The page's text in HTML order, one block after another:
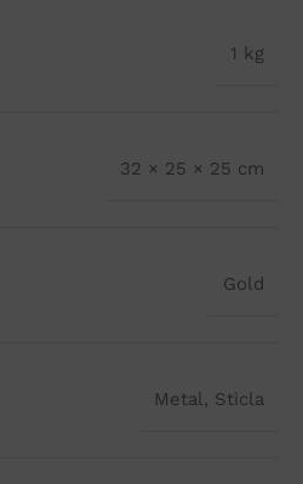
1 kg
32 × 25 × 25 cm
Gold
Metal, Sticla